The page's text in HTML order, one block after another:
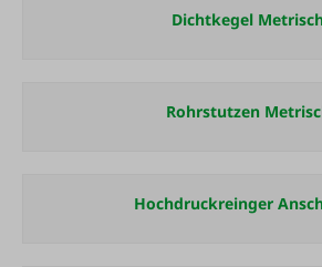
Dichtkegel
Rohrstutzen
Hochdruckreinger